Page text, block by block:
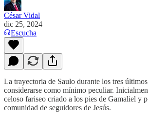
César Vidal
dic 25, 2024
Escucha
La trayectoria de Saulo durante los tres
considerarse como mínimo peculiar.
celoso fariseo criado a los pies de Gamaliel y
comunidad de seguidores de Jesús.